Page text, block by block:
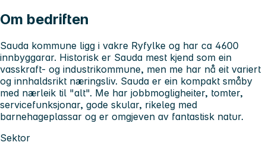
Om bedriften
Sauda kommune ligg i vakre Ryfylke og har ca 4600
innbyggarar. Historisk er Sauda mest kjend som ein
vasskraft- og industrikommune, men me har nå eit variert
og innhaldsrikt næringsliv. Sauda er ein kompakt småby
med nærleik til "alt". Me har jobbmogligheiter, tomter,
servicefunksjonar, gode skular, rikeleg med
barnehageplassar og er omgjeven av fantastisk natur.
Sektor